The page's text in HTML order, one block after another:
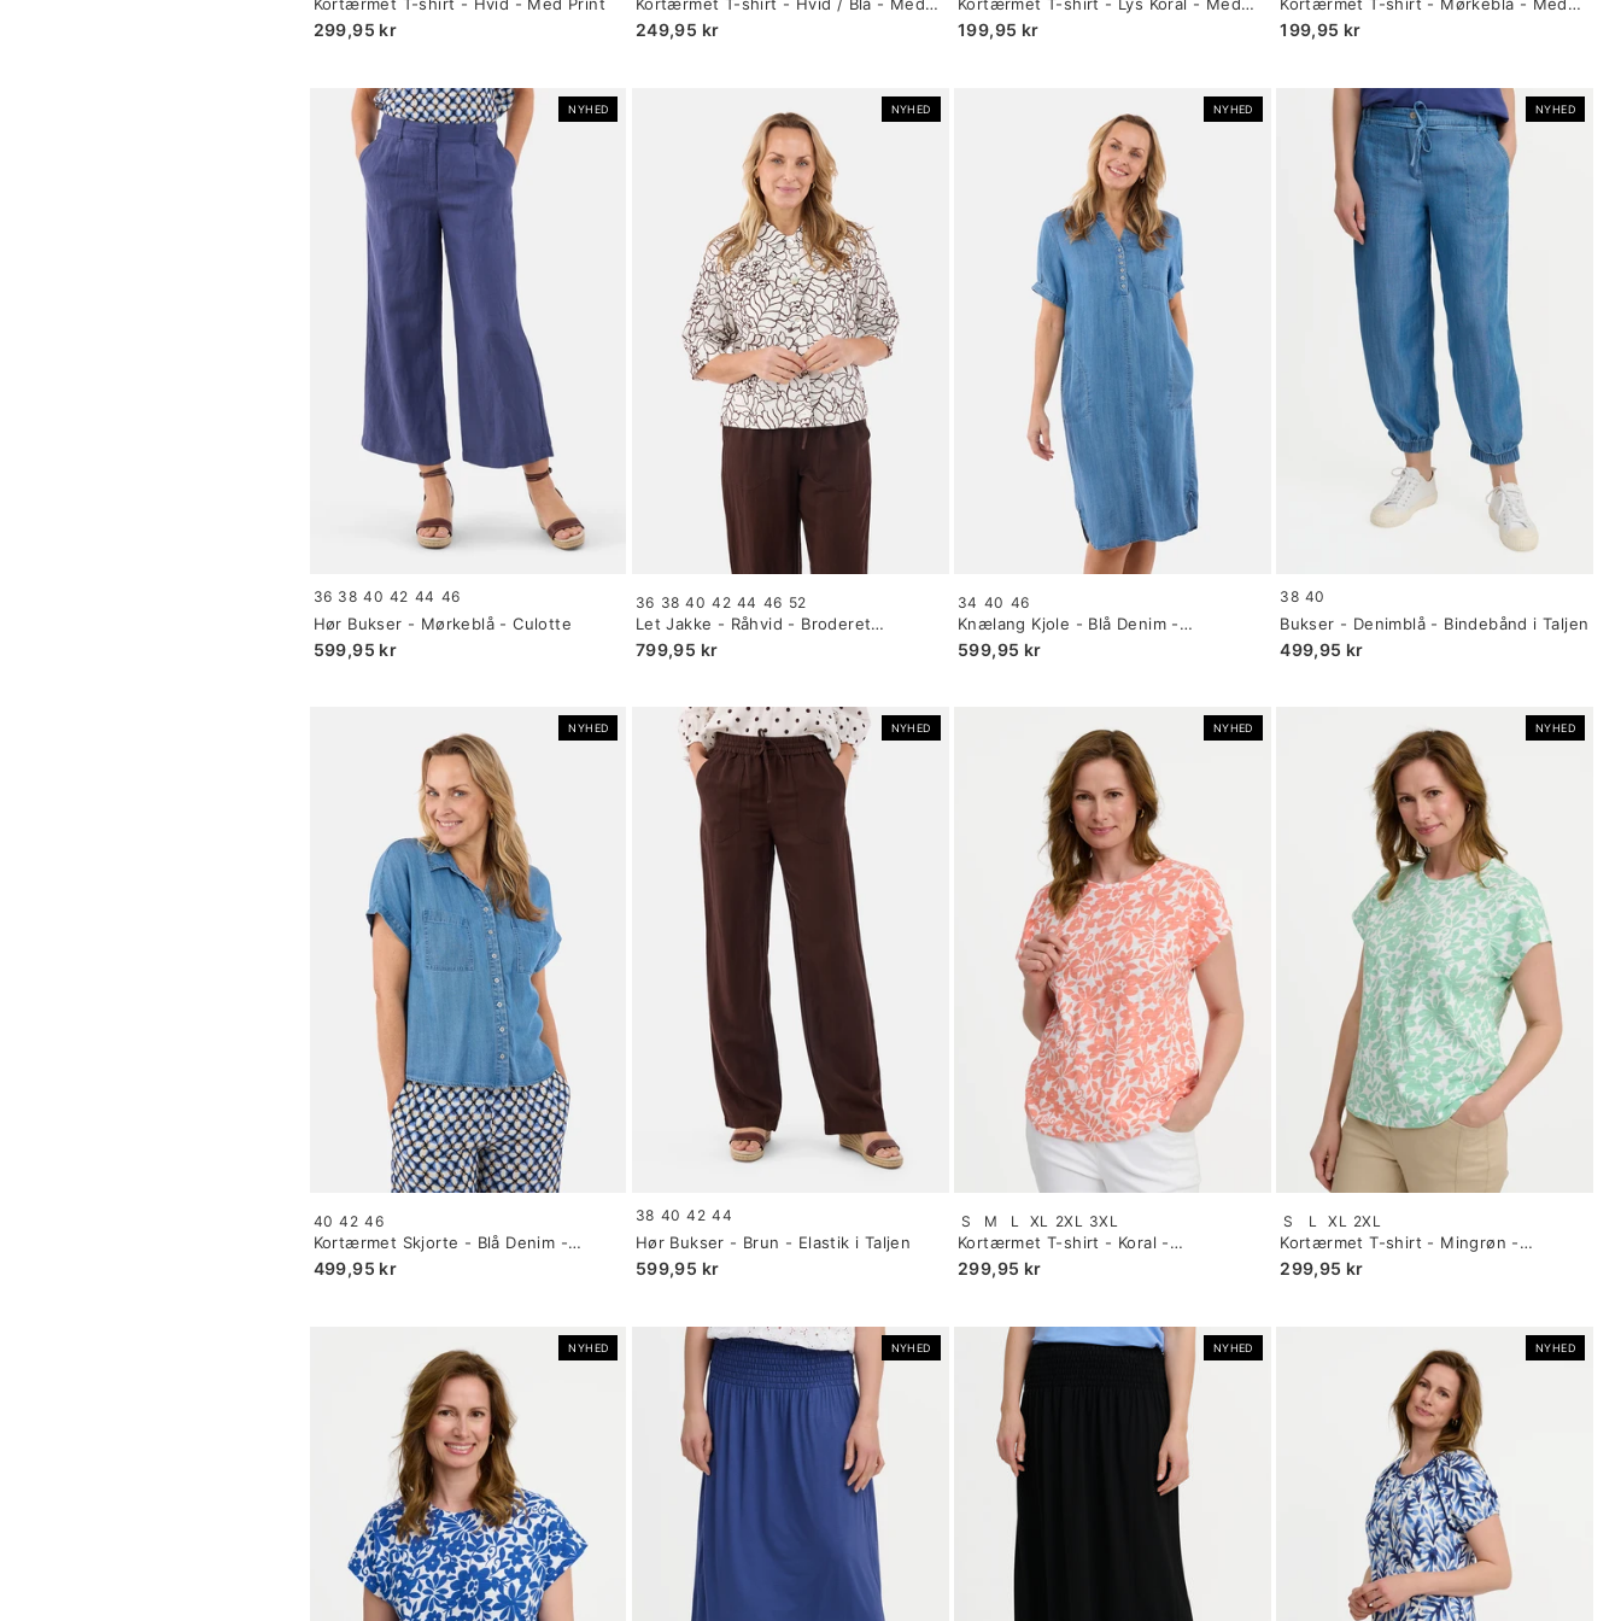
299,95 kr
selected
Print
249,95 kr
selected
Opsmøg
199,95 kr
selected
Opsmøg
199,95 kr
selected
NYHED
Hør Bukser - Mørkeblå - Culotte
599,95 kr
Size:
selected
36 38 40 42 44 46
NYHED
Let Jakke - Råhvid - Broderet
Blomsterprint
799,95 kr
Size:
34
selected
36 38 40 42 44 46 52
NYHED
Knælang Kjole - Blå Denim -
Skjortekrave
599,95 kr
Size:
34
selected
34 40 46
NYHED
Bukser - Denimblå - Bindebånd i Taljen
499,95 kr
Size:
selected
38 40
NYHED
Kortærmet Skjorte - Blå Denim -
Brystlommer
499,95 kr
Size:
34
selected
40 42 46
NYHED
Hør Bukser - Brun - Elastik i Taljen
599,95 kr
Size:
34
selected
38 40 42 44
NYHED
Kortærmet T-shirt - Koral -
Blomsterprint
299,95 kr
Size:
S
selected
S M L XL 2XL 3XL
NYHED
Kortærmet T-shirt - Mingrøn -
Blomsterprint
299,95 kr
Size:
S
selected
S L XL 2XL
NYHED NYHED NYHED NYHED